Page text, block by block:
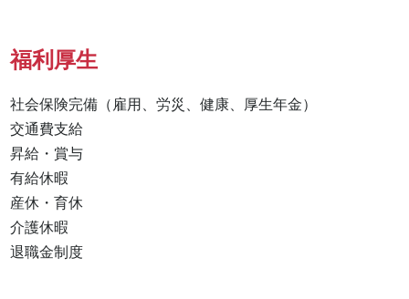
福利厚生
社会保険完備（雇用、労災、健康、厚生年金）
交通費支給
昇給・賞与
有給休暇
産休・育休
介護休暇
退職金制度